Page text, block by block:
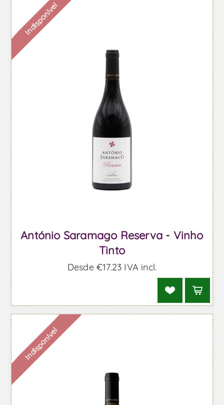
Indisponível
António Saramago Reserva - Vinho
Tinto
Desde €17,23 IVA incl.
Indisponível